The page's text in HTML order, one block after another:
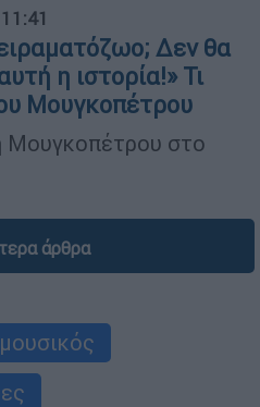
Δεν θα
η ιστορία!» Τι
Μουγκοπέτρου
Μουγκοπέτρου στο
άρθρα
μουσικός